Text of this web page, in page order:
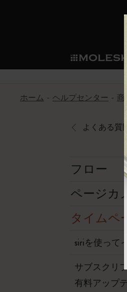
ノー
ダイア
サブ
モレ
サブ
ライ
サブ
限定
サブカ
サブカ
サブ
ギフト
サブカ
スマ
テム
サブカ
モレ
アプ
サブ
カス
カス
パッチ
和紙テ
ミニ
別注
モレ
我々
モレ
ペン
持続
今すぐ
ウェル
通常特典
バース
先行プ
伝説的な
セールへ
モレスキ
返品期間
ホーム
ヘルプセンター 商品
よくある質
フロー
ページカ
タイムペ
siriを使って
サブスクリ
有料アップ